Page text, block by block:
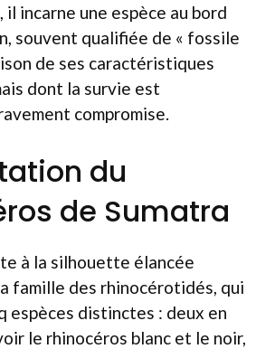
incarne une espèce au bord
souvent qualifiée de « fossile
de ses caractéristiques
dont la survie est
compromise.
du
de Sumatra
à la silhouette élancée
famille des rhinocérotidés, qui
espèces distinctes : deux en
le rhinocéros blanc et le noir,